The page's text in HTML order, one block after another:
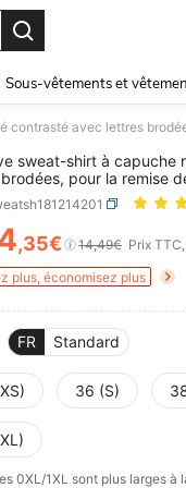
Sous-vêtements et
sweat-shirt à capuche
pour la remise
la rentrée des
AND
,35€ 14,49€ Prix
plus, économisez plus
FR Standard
36 (S)
0XL/1XL sont plus larges